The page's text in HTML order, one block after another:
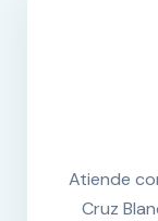
Atiende
Cruz